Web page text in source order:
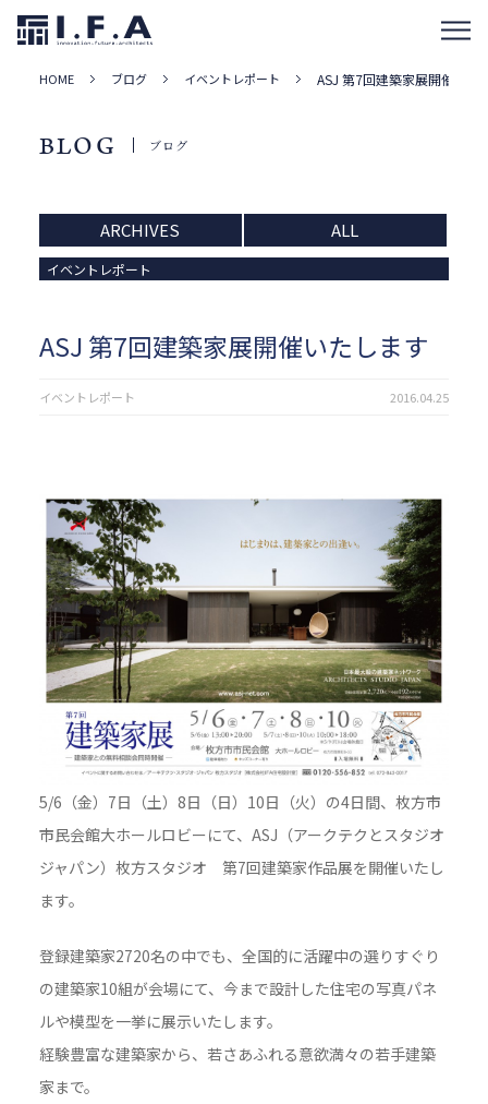
HOME ブログ イベントレポート ASJ 第7回建築家展開催いた
BLOG ブログ
ARCHIVES ALL
イベントレポート
ASJ 第7回建築家展開催いたします
イベントレポート 2016.04.25
5/6（金）7日（土）8日（日）10日（火）の4日間、枚方市
市民会館大ホールロビーにて、ASJ（アークテクとスタジオ
ジャパン）枚方スタジオ 第7回建築家作品展を開催いたし
ます。
登録建築家2720名の中でも、全国的に活躍中の選りすぐり
の建築家10組が会場にて、今まで設計した住宅の写真パネ
ルや模型を一挙に展示いたします。
経験豊富な建築家から、若さあふれる意欲満々の若手建築
家まで。